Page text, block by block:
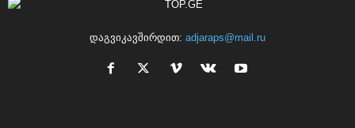
დაგვიკავშირდით: adjaraps@mail.ru